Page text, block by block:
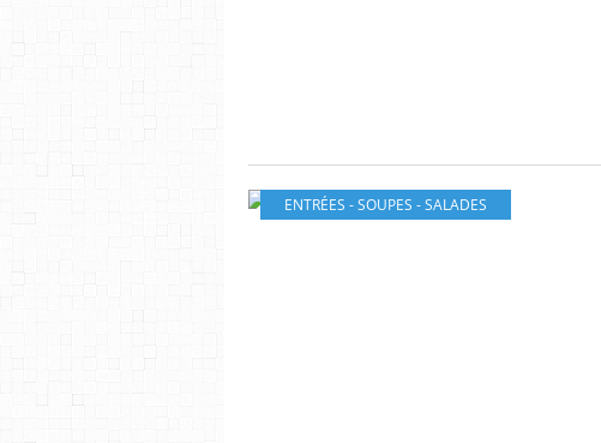
ENTRÉES - SOUPES - SALADES